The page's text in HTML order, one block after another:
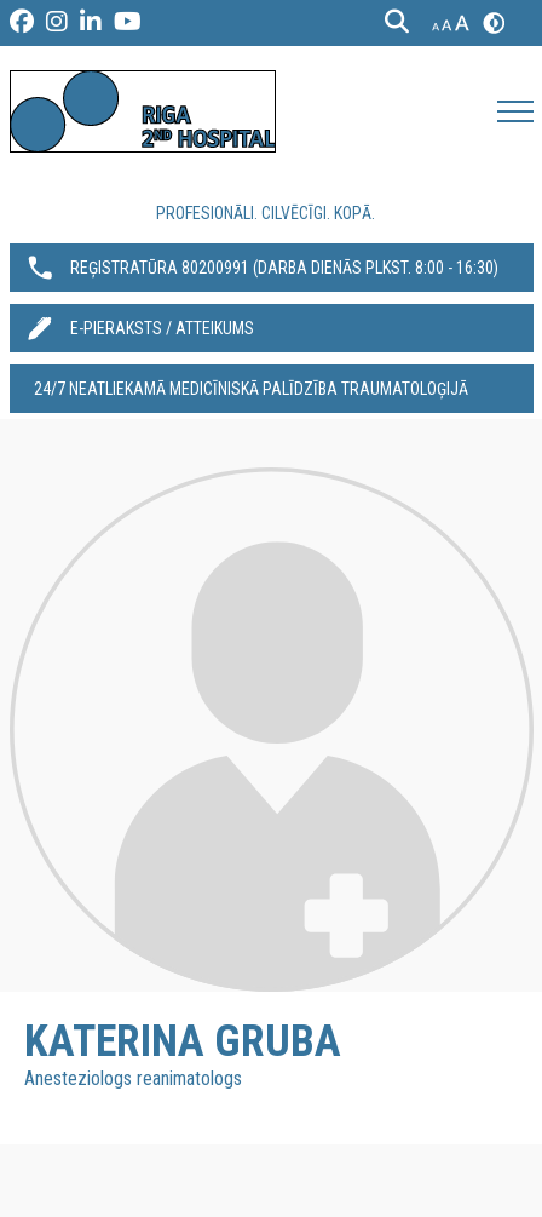
PROFESIONĀLI. CILVĒCĪGI. KOPĀ.
REĢISTRATŪRA 80200991‬ (DARBA DIENĀS PLKST. 8:00 - 16:30)
E-PIERAKSTS / ATTEIKUMS
24/7 NEATLIEKAMĀ MEDICĪNISKĀ PALĪDZĪBA TRAUMATOLOĢIJĀ
KATERINA GRUBA
Anesteziologs reanimatologs